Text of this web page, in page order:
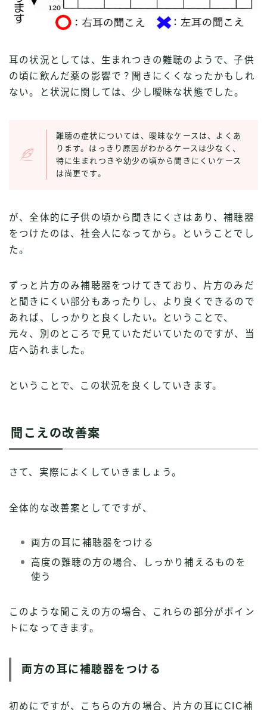
耳の状況としては、生まれつきの難聴のようで、子供
の頃に飲んだ薬の影響で？聞きにくくなったかもしれ
ない。と状況に関しては、少し曖昧な状態でした。
難聴の症状については、曖昧なケースは、よくあ
ります。はっきり原因がわかるケースは少なく、
特に生まれつきや幼少の頃から聞きにくいケース
は尚更です。
が、全体的に子供の頃から聞きにくさはあり、補聴器
をつけたのは、社会人になってから。ということでし
た。
ずっと片方のみ補聴器をつけてきており、片方のみだ
と聞きにくい部分もあったりし、より良くできるので
あれば、しっかりと良くしたい。ということで、
元々、別のところで見ていただいていたのですが、当
店へ訪れました。
ということで、この状況を良くしていきます。
聞こえの改善案
さて、実際によくしていきましょう。
全体的な改善案としてですが、
両方の耳に補聴器をつける
高度の難聴の方の場合、しっかり補えるものを
使う
このような聞こえの方の場合、これらの部分がポイン
トになってきます。
両方の耳に補聴器をつける
初めにですが、こちらの方の場合、片方の耳にCIC補